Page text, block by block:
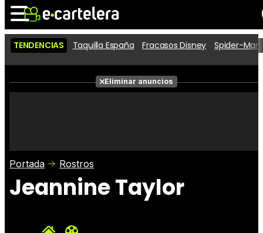
Noticias Cartelera
Películas
Críticas
TENDENCIAS Taquilla España Fracasos Disney Spider-
Eliminar anuncios
Portada Rostros
Jeannine Taylor